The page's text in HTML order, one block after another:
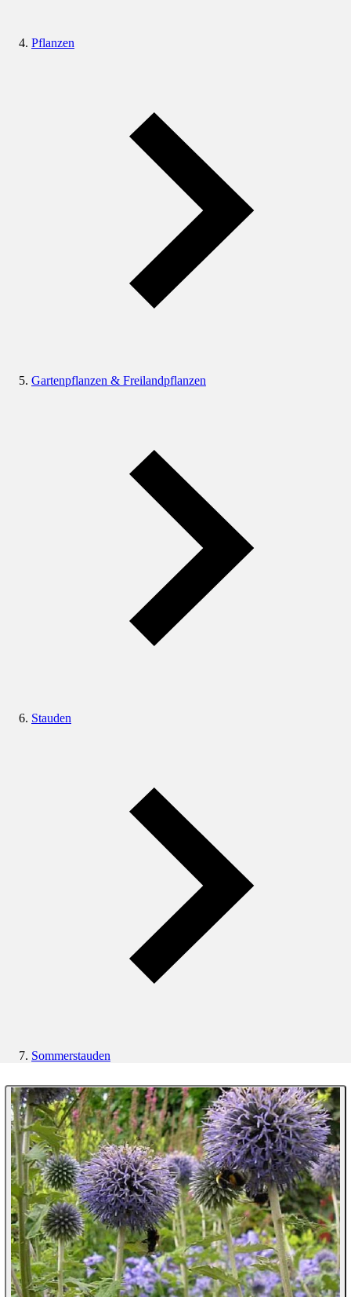
Pflanzen
Gartenpflanzen & Freilandpflanzen
Stauden
Sommerstauden